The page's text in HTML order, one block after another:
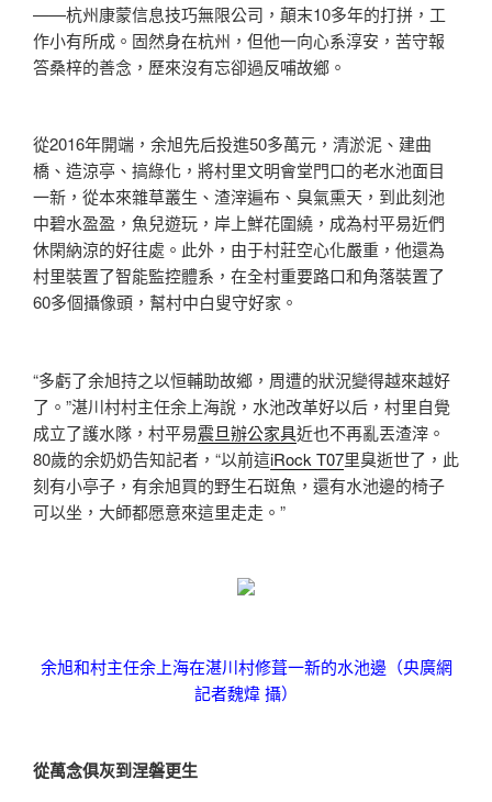
——杭州康蒙信息技巧無限公司，顛末10多年的打拼，工
作小有所成。固然身在杭州，但他一向心系淳安，苦守報
答桑梓的善念，歷來沒有忘卻過反哺故鄉。
從2016年開端，余旭先后投進50多萬元，清淤泥、建曲
橋、造涼亭、搞綠化，將村里文明會堂門口的老水池面目
一新，從本來雜草叢生、渣滓遍布、臭氣熏天，到此刻池
中碧水盈盈，魚兒遊玩，岸上鮮花圍繞，成為村平易近們
休閑納涼的好往處。此外，由于村莊空心化嚴重，他還為
村里裝置了智能監控體系，在全村重要路口和角落裝置了
60多個攝像頭，幫村中白叟守好家。
“多虧了余旭持之以恒輔助故鄉，周遭的狀況變得越來越好
了。”湛川村村主任余上海說，水池改革好以后，村里自覺
成立了護水隊，村平易震旦辦公家具近也不再亂丟渣滓。
80歲的余奶奶告知記者，“以前這iRock T07里臭逝世了，此
刻有小亭子，有余旭買的野生石斑魚，還有水池邊的椅子
可以坐，大師都愿意來這里走走。”
余旭和村主任余上海在湛川村修葺一新的水池邊（央廣網
記者魏煒 攝）
從萬念俱灰到涅磐更生